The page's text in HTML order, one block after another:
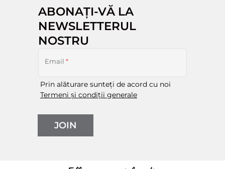
ABONAȚI-VĂ LA
NEWSLETTERUL
NOSTRU
Email *
Prin alăturare sunteți de acord cu noi
Termeni și condiții generale
JOIN